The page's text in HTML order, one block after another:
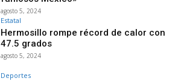
agosto 5, 2024
Estatal
Hermosillo rompe récord de calor con
47.5 grados
agosto 5, 2024
Deportes